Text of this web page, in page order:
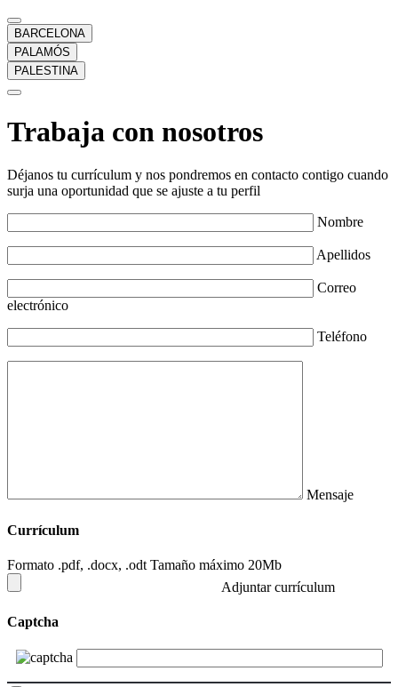
BARCELONA
PALAMÓS
PALESTINA
Trabaja con nosotros
Déjanos tu currículum y nos pondremos en contacto contigo cuando
surja una oportunidad que se ajuste a tu perfil
Nombre
Apellidos
Correo
electrónico
Teléfono
Mensaje
Currículum
Formato .pdf, .docx, .odt Tamaño máximo 20Mb
Adjuntar currículum
Captcha